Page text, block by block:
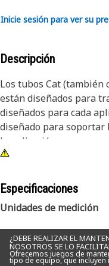
Inicie sesión para ver su
Descripción
Los tubos Cat (también
están diseñados para
diseñados para cada
diseñado para
la aplicación.
Especificaciones
Unidades de medición
¿DEBE REALIZAR EL
NOSOTROS SE LO
Ofrecemos juegos de
tipo de equipo, que incluyen